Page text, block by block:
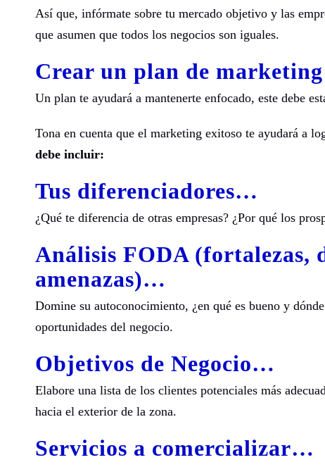
Así que, infórmate sobre tu mercado objetivo y las
que asumen que todos los negocios son iguales.
Crear un plan de marketing
Un plan te ayudará a mantenerte enfocado, este debe
Tona en cuenta que el marketing exitoso te ayudará a
debe incluir:
Tus diferenciadores…
¿Qué te diferencia de otras empresas? ¿Por qué los
Análisis FODA (fortalezas,
amenazas)…
Domine su autoconocimiento, ¿en qué es bueno y
oportunidades del negocio.
Objetivos de Negocio…
Elabore una lista de los clientes potenciales más
hacia el exterior de la zona.
Servicios a comercializar…